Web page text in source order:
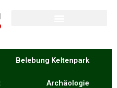
Belebung Keltenpark
Archäologie